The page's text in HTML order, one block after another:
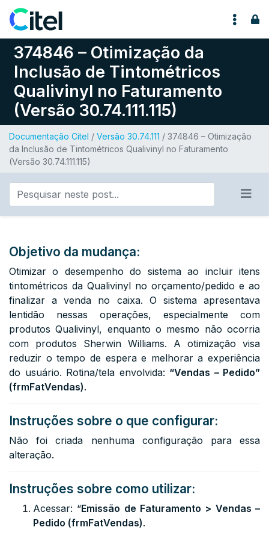
Pular para o conteúdo
374846 – Otimização da
Inclusão de Tintométricos
Qualivinyl no Faturamento
(Versão 30.74.111.115)
Documentação Citel / Versão 30.74.111 / 374846 – Otimização
da Inclusão de Tintométricos Qualivinyl no Faturamento
(Versão 30.74.111.115)
Objetivo da mudança:
Otimizar o desempenho do sistema ao incluir itens
tintométricos da Qualivinyl no orçamento/pedido e ao
finalizar a venda no caixa. O sistema apresentava
lentidão nessas operações, especialmente com
produtos Qualivinyl, enquanto o mesmo não ocorria
com produtos Sherwin Williams. A otimização visa
reduzir o tempo de espera e melhorar a experiência
do usuário. Rotina/tela envolvida: “Vendas – Pedido”
(frmFatVendas).
Instruções sobre o que configurar:
Não foi criada nenhuma configuração para essa
alteração.
Instruções sobre como utilizar:
Acessar: “Emissão de Faturamento > Vendas –
Pedido (frmFatVendas).